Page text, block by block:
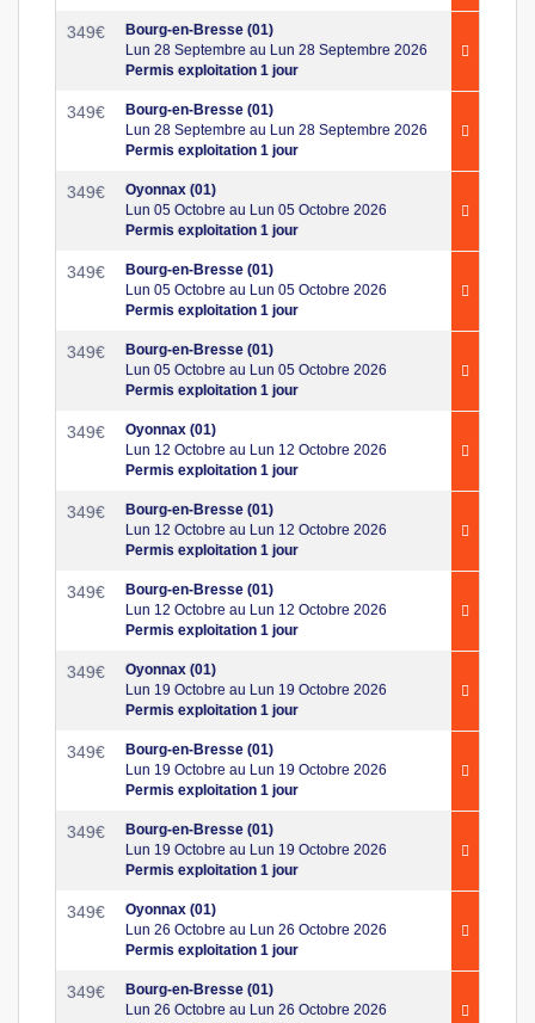
349€
Bourg-en-Bresse (01)
Lun 28 Septembre au Lun 28 Septembre 2026
Permis exploitation 1 jour
349€
Bourg-en-Bresse (01)
Lun 28 Septembre au Lun 28 Septembre 2026
Permis exploitation 1 jour
349€
Oyonnax (01)
Lun 05 Octobre au Lun 05 Octobre 2026
Permis exploitation 1 jour
349€
Bourg-en-Bresse (01)
Lun 05 Octobre au Lun 05 Octobre 2026
Permis exploitation 1 jour
349€
Bourg-en-Bresse (01)
Lun 05 Octobre au Lun 05 Octobre 2026
Permis exploitation 1 jour
349€
Oyonnax (01)
Lun 12 Octobre au Lun 12 Octobre 2026
Permis exploitation 1 jour
349€
Bourg-en-Bresse (01)
Lun 12 Octobre au Lun 12 Octobre 2026
Permis exploitation 1 jour
349€
Bourg-en-Bresse (01)
Lun 12 Octobre au Lun 12 Octobre 2026
Permis exploitation 1 jour
349€
Oyonnax (01)
Lun 19 Octobre au Lun 19 Octobre 2026
Permis exploitation 1 jour
349€
Bourg-en-Bresse (01)
Lun 19 Octobre au Lun 19 Octobre 2026
Permis exploitation 1 jour
349€
Bourg-en-Bresse (01)
Lun 19 Octobre au Lun 19 Octobre 2026
Permis exploitation 1 jour
349€
Oyonnax (01)
Lun 26 Octobre au Lun 26 Octobre 2026
Permis exploitation 1 jour
349€
Bourg-en-Bresse (01)
Lun 26 Octobre au Lun 26 Octobre 2026